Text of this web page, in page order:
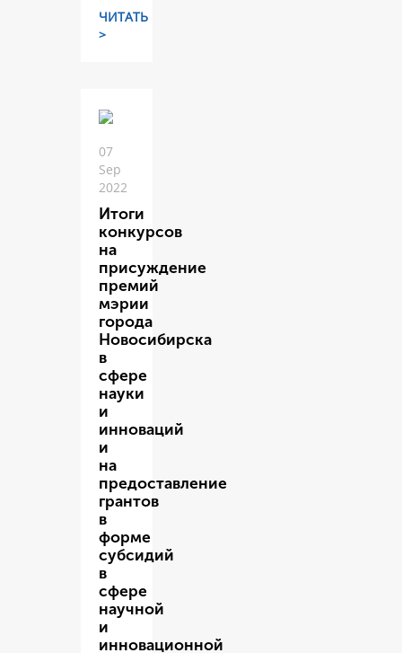
ЧИТАТЬ
>
07
Sep
2022
Итоги
конкурсов
на
присуждение
премий
мэрии
города
Новосибирска
в
сфере
науки
и
инноваций
и
на
предоставление
грантов
в
форме
субсидий
в
сфере
научной
и
инновационной